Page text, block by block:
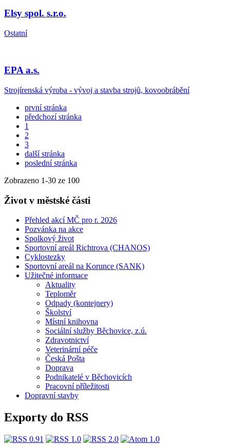
Elsy spol. s.r.o.
Ostatní
EPA a.s.
Strojírenská výroba - vývoj a stavba strojů, kovoobrábění
první stránka
předchozí stránka
1
2
3
další stránka
poslední stránka
Zobrazeno 1-30 ze 100
Život v městské části
Přehled akcí MČ pro r. 2026
Pozvánka na akce
Spolkový život
Sportovní areál Richtrova (CHANOS)
Cyklostezky
Sportovní areál na Korunce (SANK)
Užitečné informace
Aktuality
Teploměr
Odpady (kontejnery)
Školství
Místní knihovna
Sociální služby Běchovice, z.ú.
Zdravotnictví
Veterinární péče
Česká Pošta
Doprava
Podnikatelé v Běchovicích
Pracovní příležitosti
Dopravní stavby
Exporty do RSS